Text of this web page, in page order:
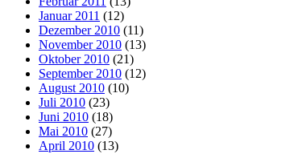
Januar 2011 (12)
Dezember 2010 (11)
November 2010 (13)
Oktober 2010 (21)
September 2010 (12)
August 2010 (10)
Juli 2010 (23)
Juni 2010 (18)
Mai 2010 (27)
April 2010 (13)